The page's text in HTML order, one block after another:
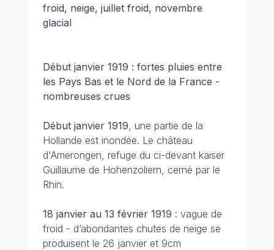
froid, neige, juillet froid, novembre
glacial
Début janvier 1919 : fortes pluies entre
les Pays Bas et le Nord de la France -
nombreuses crues
Début janvier 1919, une partie de la
Hollande est inondée. Le château
d'Amerongen, refuge du ci-devant kaiser
Guillaume de Hohenzoliern, cerné par le
Rhin.
18 janvier au 13 février 1919 : vague de
froid - d’abondantes chutes de neige se
produisent le 26 janvier et 9cm